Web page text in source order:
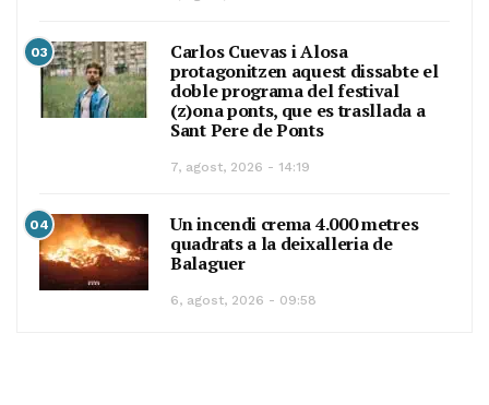
03
Carlos Cuevas i Alosa
protagonitzen aquest dissabte el
doble programa del festival
(z)ona ponts, que es trasllada a
Sant Pere de Ponts
7, agost, 2026 - 14:19
04
Un incendi crema 4.000 metres
quadrats a la deixalleria de
Balaguer
6, agost, 2026 - 09:58